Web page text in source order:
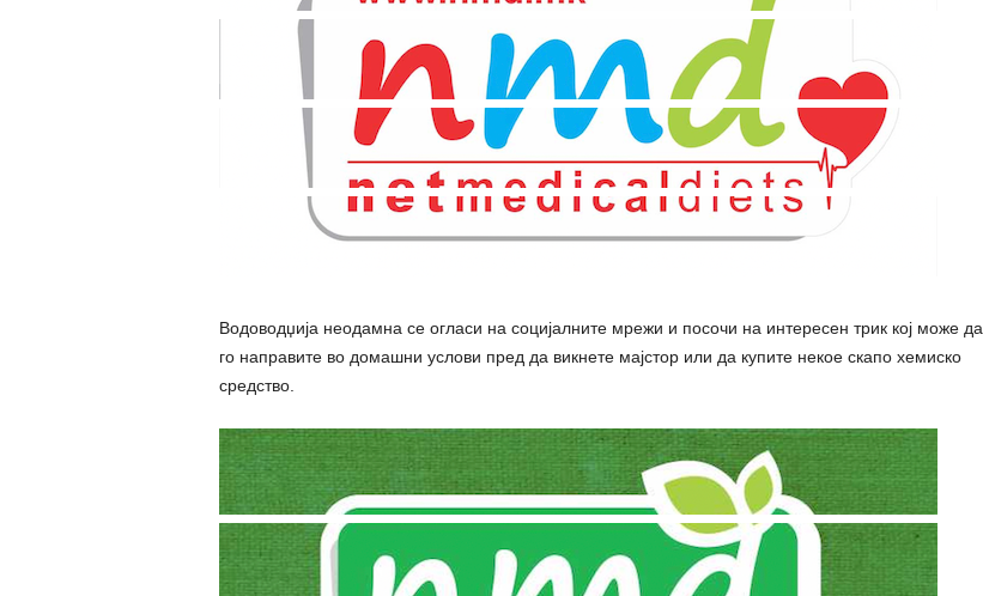
Водоводџија неодамна се огласи на социјалните мрежи и посочи на интересен трик кој може да
го направите во домашни услови пред да викнете мајстор или да купите некое скапо хемиско
средство.